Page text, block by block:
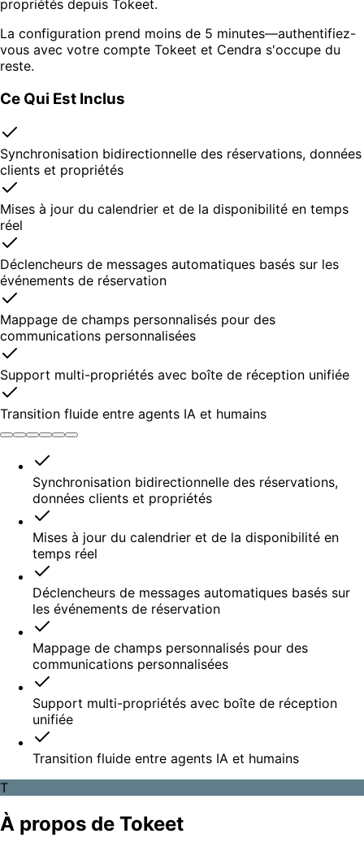
propriétés depuis Tokeet.
La configuration prend moins de 5 minutes—authentifiez-
vous avec votre compte Tokeet et Cendra s'occupe du
reste.
Ce Qui Est Inclus
Synchronisation bidirectionnelle des réservations, données
clients et propriétés
Mises à jour du calendrier et de la disponibilité en temps
réel
Déclencheurs de messages automatiques basés sur les
événements de réservation
Mappage de champs personnalisés pour des
communications personnalisées
Support multi-propriétés avec boîte de réception unifiée
Transition fluide entre agents IA et humains
Synchronisation bidirectionnelle des réservations,
données clients et propriétés
Mises à jour du calendrier et de la disponibilité en
temps réel
Déclencheurs de messages automatiques basés sur
les événements de réservation
Mappage de champs personnalisés pour des
communications personnalisées
Support multi-propriétés avec boîte de réception
unifiée
Transition fluide entre agents IA et humains
T
À propos de Tokeet